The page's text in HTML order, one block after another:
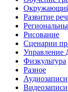
Развитие
Рисование
Сценарии
Физкультура
Разное
Аудиозаписи
Видеозаписи